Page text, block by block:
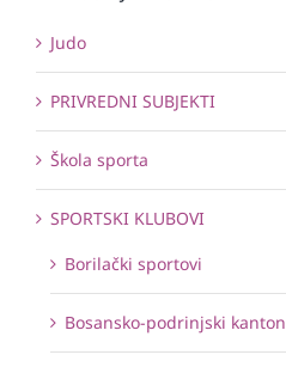
Judo
PRIVREDNI SUBJEKTI
Škola sporta
SPORTSKI KLUBOVI
Borilački sportovi
Bosansko-podrinjski kanton